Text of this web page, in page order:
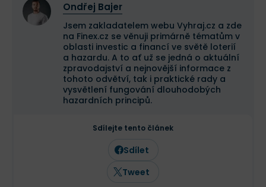
Ondřej Bajer
Jsem zakladatelem webu Vyhraj.cz a zde
na Finex.cz se věnuji primárně tématům v
oblasti investic a financí ve světě loterií
a hazardu. A to ať už se jedná o aktuální
zpravodajství a nejnovější informace z
tohoto odvětví, tak i praktické rady a
vysvětlení fungování dlouhodobých
hazardních principů.
Sdílejte tento článek
Sdílet
Tweet